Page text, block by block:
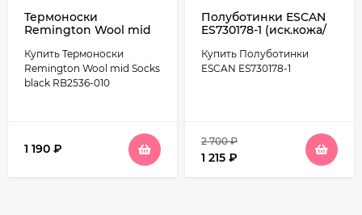
Термоноски
Remington Wool mid
010
Купить Термоноски
Remington Wool mid Socks
black RB2536-010
1 190 ₽
Полуботинки ESCAN
ES730178-1 (иск.кожа/
Купить Полуботинки
ESCAN ES730178-1
2 700₽
1 215 ₽